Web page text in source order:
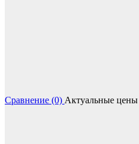
Сравнение (0) Актуальные цены